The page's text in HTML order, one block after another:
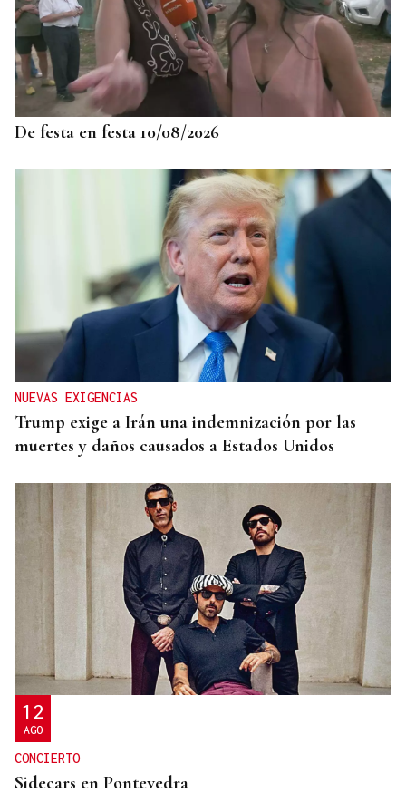
CARTA COMPLETA
Documento | El comunicado íntegro de los
concejales que rechazan la fusión fusión de
Carballeda de Avia y Ribadavia
De festa en festa 10/08/2026
NUEVAS EXIGENCIAS
Trump exige a Irán una indemnización por las
muertes y daños causados a Estados Unidos
12
AGO
CONCIERTO
Sidecars en Pontevedra